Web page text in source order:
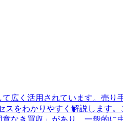
広く活用されています。売
をわかりやすく解説します
なき買収」があり、一般的に